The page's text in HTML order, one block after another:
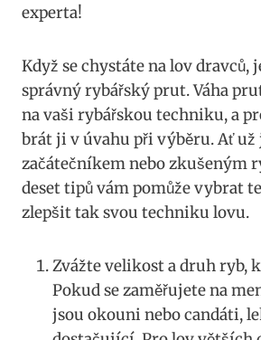
experta!
Když se ‌chystáte⁣ na lov dravců,
⁤správný rybářský​ prut. Váha
na vaši ‌rybářskou ‌techniku,⁣ a
brát ⁤ji⁣ v úvahu ⁢při⁢ výběru. Ať už
začátečníkem nebo zkušeným
deset tipů vám ⁤pomůže vybrat
zlepšit tak svou ⁤techniku lovu.
Zvážte​ velikost a druh ryb,
Pokud se zaměřujete na
jsou okouni ‌nebo candáti,⁤